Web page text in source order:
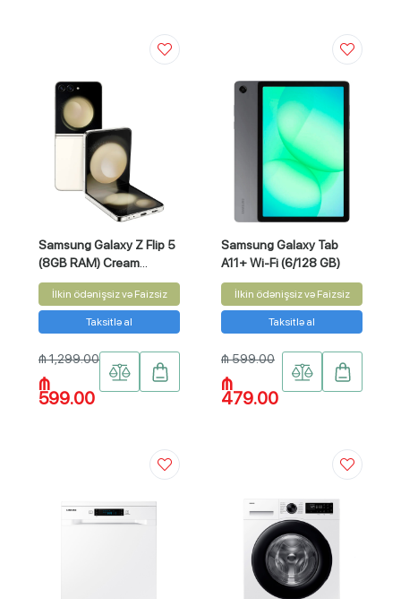
Samsung Galaxy Z Flip 5
(8GB RAM) Cream
256GB
İlkin ödənişsiz və Faizsiz
Taksitlə al
₼ 1,299.00
₼
599.00
Samsung Galaxy Tab
A11+ Wi-Fi (6/128 GB)
İlkin ödənişsiz və Faizsiz
Taksitlə al
₼ 599.00
₼
479.00